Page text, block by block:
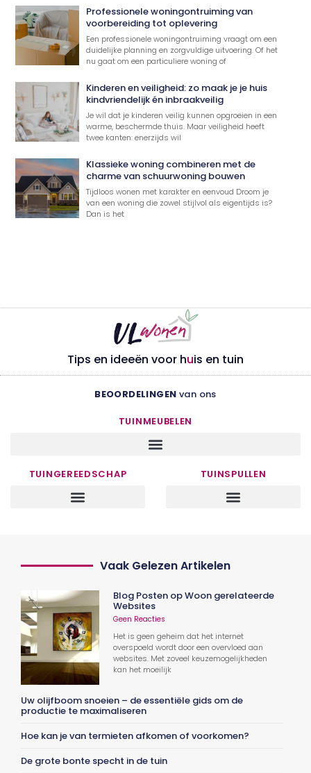
Professionele woningontruiming van
voorbereiding tot oplevering
Een professionele woningontruiming vraagt om een
duidelijke planning en zorgvuldige uitvoering. Of het
nu gaat om een particuliere woning of
Kinderen en veiligheid: zo maak je je huis
kindvriendelijk én inbraakveilig
Je wil dat je kinderen veilig kunnen opgroeien in een
warme, beschermde thuis. Maar veiligheid heeft
twee kanten: enerzijds wil
Klassieke woning combineren met de
charme van schuurwoning bouwen
Tijdloos wonen met karakter en eenvoud Droom je
van een woning die zowel stijlvol als eigentijds is?
Dan is het
Tips en ideeën voor huis en tuin
BEOORDELINGEN van ons
TUINMEUBELEN
TUINGEREEDSCHAP TUINSPULLEN
Vaak Gelezen Artikelen
Blog Posten op Woon gerelateerde
Websites
Geen Reacties
Het is geen geheim dat het internet
overspoeld wordt door een overvloed aan
websites. Met zoveel keuzemogelijkheden
kan het moeilijk
Uw olijfboom snoeien – de essentiële gids om de
productie te maximaliseren
Hoe kan je van termieten afkomen of voorkomen?
De grote bonte specht in de tuin